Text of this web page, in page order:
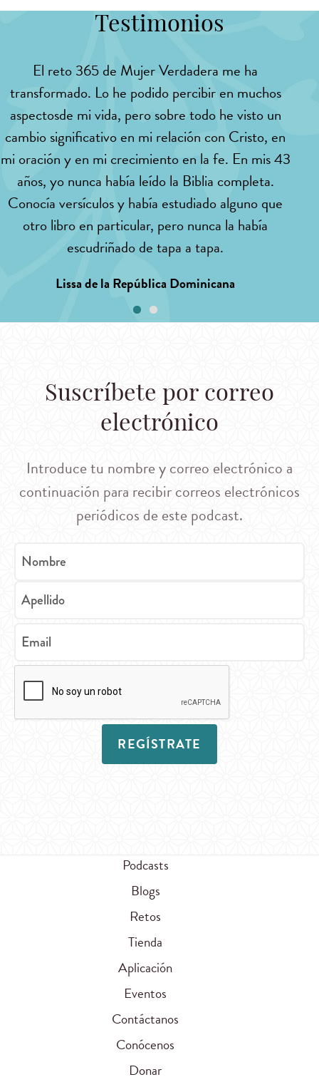
Testimonios
El reto 365 de Mujer Verdadera me ha
transformado. Lo he podido percibir en muchos
aspectosde mi vida, pero sobre todo he visto un
cambio significativo en mi relación con Cristo, en
mi oración y en mi crecimiento en la fe. En mis 43
años, yo nunca había leído la Biblia completa.
Conocía versículos y había estudiado alguno que
otro libro en particular, pero nunca la había
escudriñado de tapa a tapa.
Lissa de la República Dominicana
Suscríbete por correo
electrónico
Introduce tu nombre y correo electrónico a
continuación para recibir correos electrónicos
periódicos de este podcast.
Nombre
Apellido
Email
REGÍSTRATE
Podcasts
Blogs
Retos
Tienda
Aplicación
Eventos
Contáctanos
Conócenos
Donar